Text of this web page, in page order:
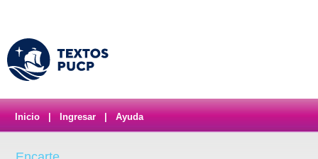
Inicio Ingresar Ayuda